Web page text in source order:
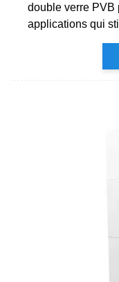
double verre PVB
applications qui